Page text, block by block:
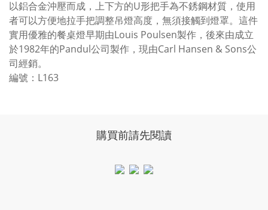
以鋁合金沖壓而成，上下方的U形把手為不銹鋼材質，使用
者可以方便地拉手把調整吊燈高度，無須接觸到燈罩。這件
實用優雅的餐桌燈早期由Louis Poulsen製作，後來由成立
於1982年的Pandul公司製作，現由Carl Hansen & Sons公
司經銷。
編號：L163
購買前請先閱讀